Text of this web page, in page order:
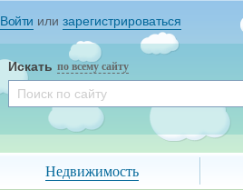
Войти или зарегистрироваться
Искать по всему сайту
Недвижимость